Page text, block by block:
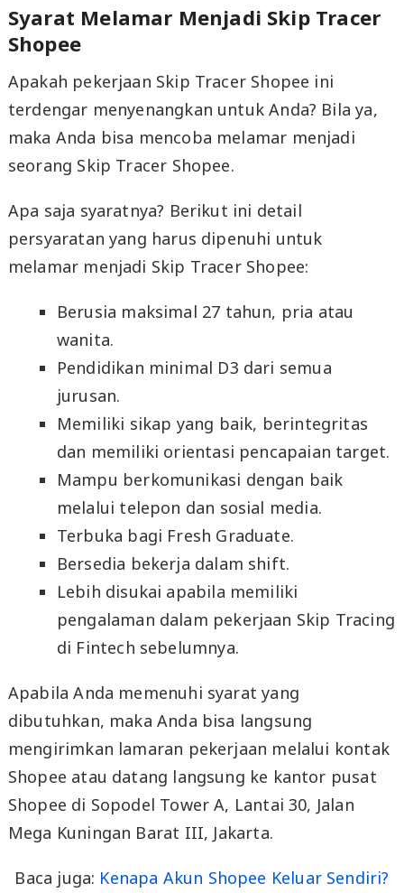
Syarat Melamar Menjadi Skip Tracer
Shopee
Apakah pekerjaan Skip Tracer Shopee ini
terdengar menyenangkan untuk Anda? Bila ya,
maka Anda bisa mencoba melamar menjadi
seorang Skip Tracer Shopee.
Apa saja syaratnya? Berikut ini detail
persyaratan yang harus dipenuhi untuk
melamar menjadi Skip Tracer Shopee:
Berusia maksimal 27 tahun, pria atau
wanita.
Pendidikan minimal D3 dari semua
jurusan.
Memiliki sikap yang baik, berintegritas
dan memiliki orientasi pencapaian target.
Mampu berkomunikasi dengan baik
melalui telepon dan sosial media.
Terbuka bagi Fresh Graduate.
Bersedia bekerja dalam shift.
Lebih disukai apabila memiliki
pengalaman dalam pekerjaan Skip Tracing
di Fintech sebelumnya.
Apabila Anda memenuhi syarat yang
dibutuhkan, maka Anda bisa langsung
mengirimkan lamaran pekerjaan melalui kontak
Shopee atau datang langsung ke kantor pusat
Shopee di Sopodel Tower A, Lantai 30, Jalan
Mega Kuningan Barat III, Jakarta.
Baca juga: Kenapa Akun Shopee Keluar Sendiri?